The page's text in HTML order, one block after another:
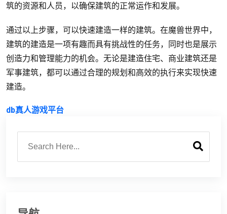
筑的资源和人员，以确保建筑的正常运作和发展。
通过以上步骤，可以快速建造一样的建筑。在魔兽世界中，
建筑的建造是一项有趣而具有挑战性的任务，同时也是展示
创造力和管理能力的机会。无论是建造住宅、商业建筑还是
军事建筑，都可以通过合理的规划和高效的执行来实现快速
建造。
db真人游戏平台